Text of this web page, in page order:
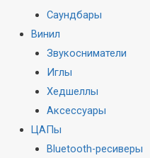
Саундбары
Винил
Звукосниматели
Иглы
Хедшеллы
Аксессуары
ЦАПы
Bluetooth-ресиверы